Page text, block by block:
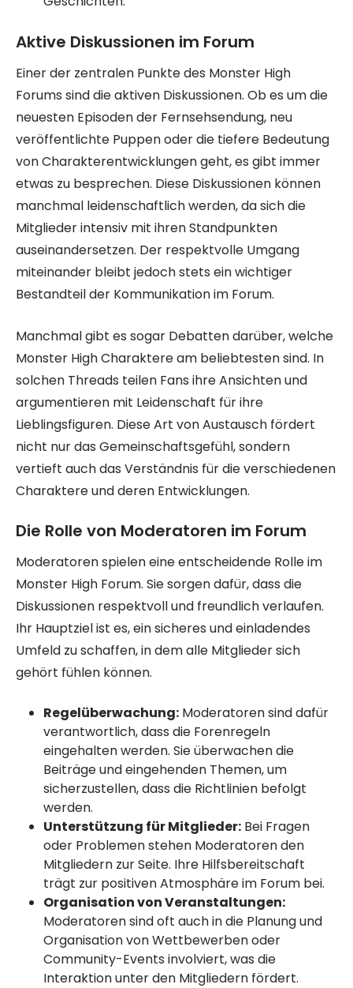
Aktive Diskussionen im Forum
Einer der zentralen Punkte des Monster High
Forums sind die aktiven Diskussionen. Ob es um die
neuesten Episoden der Fernsehsendung, neu
veröffentlichte Puppen oder die tiefere Bedeutung
von Charakterentwicklungen geht, es gibt immer
etwas zu besprechen. Diese Diskussionen können
manchmal leidenschaftlich werden, da sich die
Mitglieder intensiv mit ihren Standpunkten
auseinandersetzen. Der respektvolle Umgang
miteinander bleibt jedoch stets ein wichtiger
Bestandteil der Kommunikation im Forum.
Manchmal gibt es sogar Debatten darüber, welche
Monster High Charaktere am beliebtesten sind. In
solchen Threads teilen Fans ihre Ansichten und
argumentieren mit Leidenschaft für ihre
Lieblingsfiguren. Diese Art von Austausch fördert
nicht nur das Gemeinschaftsgefühl, sondern
vertieft auch das Verständnis für die verschiedenen
Charaktere und deren Entwicklungen.
Die Rolle von Moderatoren im Forum
Moderatoren spielen eine entscheidende Rolle im
Monster High Forum. Sie sorgen dafür, dass die
Diskussionen respektvoll und freundlich verlaufen.
Ihr Hauptziel ist es, ein sicheres und einladendes
Umfeld zu schaffen, in dem alle Mitglieder sich
gehört fühlen können.
Regelüberwachung: Moderatoren sind dafür
verantwortlich, dass die Forenregeln
eingehalten werden. Sie überwachen die
Beiträge und eingehenden Themen, um
sicherzustellen, dass die Richtlinien befolgt
werden.
Unterstützung für Mitglieder: Bei Fragen
oder Problemen stehen Moderatoren den
Mitgliedern zur Seite. Ihre Hilfsbereitschaft
trägt zur positiven Atmosphäre im Forum bei.
Organisation von Veranstaltungen:
Moderatoren sind oft auch in die Planung und
Organisation von Wettbewerben oder
Community-Events involviert, was die
Interaktion unter den Mitgliedern fördert.